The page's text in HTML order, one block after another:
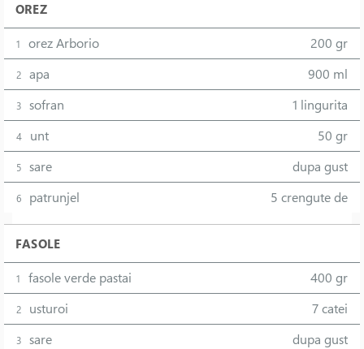
OREZ
1 orez Arborio 200 gr
2 apa 900 ml
3 sofran 1 lingurita
4 unt 50 gr
5 sare dupa gust
6 patrunjel 5 crengute de
FASOLE
1 fasole verde pastai 400 gr
2 usturoi 7 catei
3 sare dupa gust